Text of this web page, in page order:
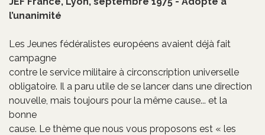
l’unanimité
Les Jeunes fédéralistes européens avaient déjà fait
campagne
contre le service militaire à circonscription universelle
obligatoire. Il a paru utile de se lancer dans une direction
nouvelle, mais toujours pour la même cause... et la
bonne
cause. Le thème que nous vous proposons est « les